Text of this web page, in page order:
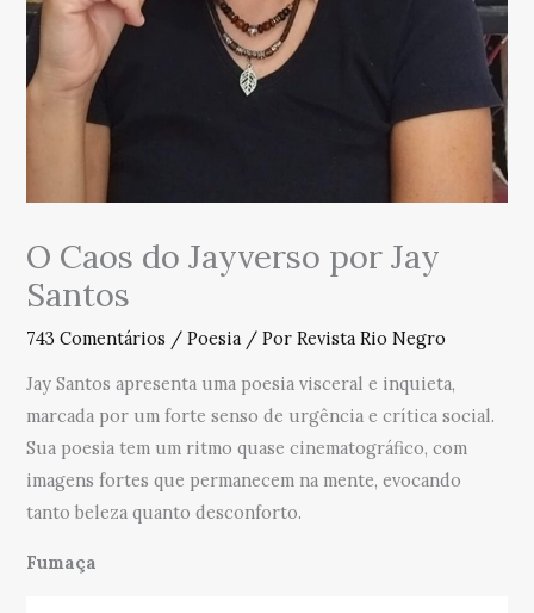
O Caos do Jayverso por Jay
Santos
743 Comentários /Poesia / PorRevista Rio Negro
Jay Santos apresenta uma poesia visceral e inquieta,
marcada por um forte senso de urgência e crítica social.
Sua poesia tem um ritmo quase cinematográfico, com
imagens fortes que permanecem na mente, evocando
tanto beleza quanto desconforto.
Fumaça